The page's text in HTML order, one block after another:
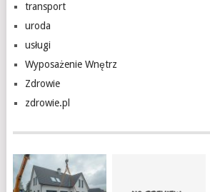
transport
uroda
usługi
Wyposażenie Wnętrz
Zdrowie
zdrowie.pl